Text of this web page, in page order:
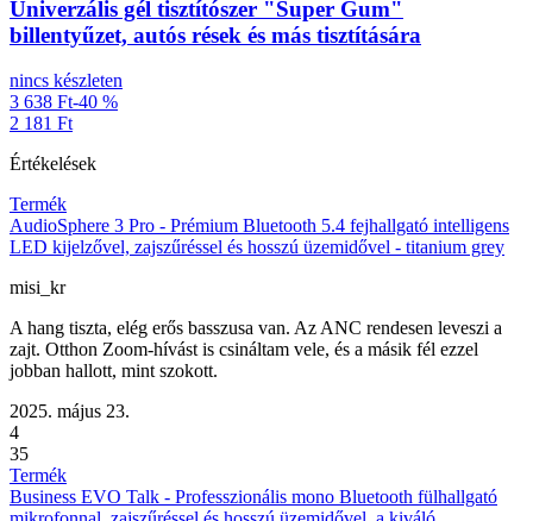
Univerzális gél tisztítószer "Super Gum"
billentyűzet, autós rések és más tisztítására
nincs készleten
3 638 Ft-40 %
2 181 Ft
Értékelések
Termék
AudioSphere 3 Pro - Prémium Bluetooth 5.4 fejhallgató intelligens
LED kijelzővel, zajszűréssel és hosszú üzemidővel - titanium grey
misi_kr
A hang tiszta, elég erős basszusa van. Az ANC rendesen leveszi a
zajt. Otthon Zoom-hívást is csináltam vele, és a másik fél ezzel
jobban hallott, mint szokott.
2025. május 23.
4
35
Termék
Business EVO Talk - Professzionális mono Bluetooth fülhallgató